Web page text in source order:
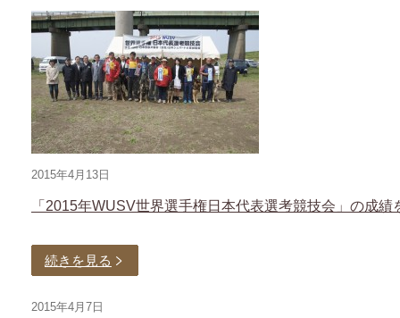
2015年4月13日
「2015年WUSV世界選手権日本代表選考競技会」の成績
続きを見る
2015年4月7日